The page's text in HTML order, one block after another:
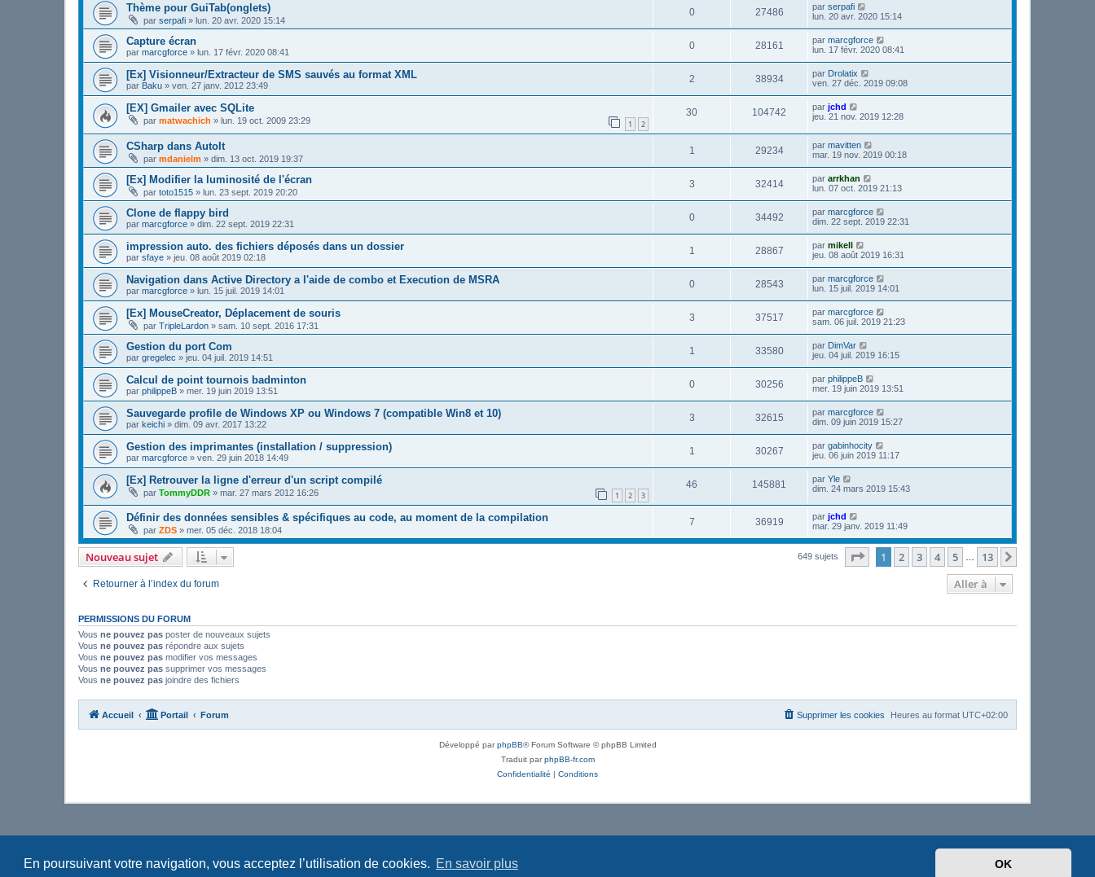
En poursuivant votre navigation, vous acceptez l’utilisation de cookies. En savoir plus OK
Thème pour GuiTab(onglets)
par serpafi » lun. 20 avr. 2020 15:14
0 27486 par serpafi
lun. 20 avr. 2020 15:14
Capture écran
par marcgforce » lun. 17 févr. 2020 08:41
0 28161 par marcgforce
lun. 17 févr. 2020 08:41
[Ex] Visionneur/Extracteur de SMS sauvés au format XML
par Baku » ven. 27 janv. 2012 23:49
2 38934 par Drolatix
ven. 27 déc. 2019 09:08
[EX] Gmailer avec SQLite
par matwachich » lun. 19 oct. 2009 23:29 1 2
30 104742 par jchd
jeu. 21 nov. 2019 12:28
CSharp dans AutoIt
par mdanielm » dim. 13 oct. 2019 19:37
1 29234 par mavitten
mar. 19 nov. 2019 00:18
[Ex] Modifier la luminosité de l'écran
par toto1515 » lun. 23 sept. 2019 20:20
3 32414 par arrkhan
lun. 07 oct. 2019 21:13
Clone de flappy bird
par marcgforce » dim. 22 sept. 2019 22:31
0 34492 par marcgforce
dim. 22 sept. 2019 22:31
impression auto. des fichiers déposés dans un dossier
par sfaye » jeu. 08 août 2019 02:18
1 28867 par mikell
jeu. 08 août 2019 16:31
Navigation dans Active Directory a l'aide de combo et Execution de MSRA
par marcgforce » lun. 15 juil. 2019 14:01
0 28543 par marcgforce
lun. 15 juil. 2019 14:01
[Ex] MouseCreator, Déplacement de souris
par TripleLardon » sam. 10 sept. 2016 17:31
3 37517 par marcgforce
sam. 06 juil. 2019 21:23
Gestion du port Com
par gregelec » jeu. 04 juil. 2019 14:51
1 33580 par DimVar
jeu. 04 juil. 2019 16:15
Calcul de point tournois badminton
par philippeB » mer. 19 juin 2019 13:51
0 30256 par philippeB
mer. 19 juin 2019 13:51
Sauvegarde profile de Windows XP ou Windows 7 (compatible Win8 et 10)
par keichi » dim. 09 avr. 2017 13:22
3 32615 par marcgforce
dim. 09 juin 2019 15:27
Gestion des imprimantes (installation / suppression)
par marcgforce » ven. 29 juin 2018 14:49
1 30267 par gabinhocity
jeu. 06 juin 2019 11:17
[Ex] Retrouver la ligne d'erreur d'un script compilé
par TommyDDR » mar. 27 mars 2012 16:26 1 2 3
46 145881 par Yle
dim. 24 mars 2019 15:43
Définir des données sensibles & spécifiques au code, au moment de la compilation
par ZDS » mer. 05 déc. 2018 18:04
7 36919 par jchd
mar. 29 janv. 2019 11:49
Nouveau sujet 649 sujets Page sur13
1 2 3 4 5 13
Retourner à l’index du forum Aller à
PERMISSIONS DU FORUM
Vous ne pouvez pas poster de nouveaux sujets
Vous ne pouvez pas répondre aux sujets
Vous ne pouvez pas modifier vos messages
Vous ne pouvez pas supprimer vos messages
Vous ne pouvez pas joindre des fichiers
Accueil Portail Forum Heures au format UTC+02:00
Supprimer les cookies
Développé parphpBB® Forum Software © phpBB Limited
Traduit parphpBB-fr.com
Confidentialité | Conditions